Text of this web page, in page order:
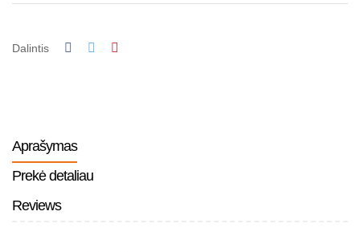
Dalintis
Aprašymas
Prekė detaliau
Reviews